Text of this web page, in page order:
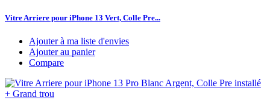
Vitre Arriere pour iPhone 13 Vert, Colle Pre...
Ajouter à ma liste d'envies
Ajouter au panier
Compare